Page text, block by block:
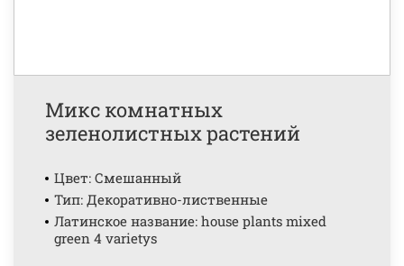
Микс комнатных
зеленолистных растений
Цвет: Смешанный
Тип: Декоративно-лиственные
Латинское название: house plants mixed
green 4 varietys